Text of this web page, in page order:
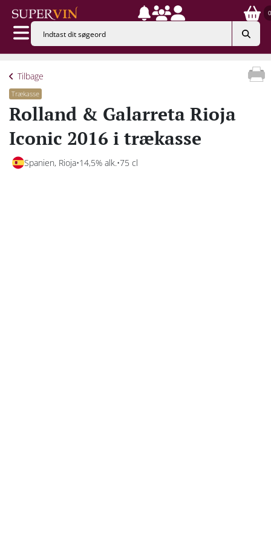
0
Tilbage
Trækasse
Rolland & Galarreta Rioja
Iconic 2016 i trækasse
Spanien, Rioja 14,5% alk. 75 cl